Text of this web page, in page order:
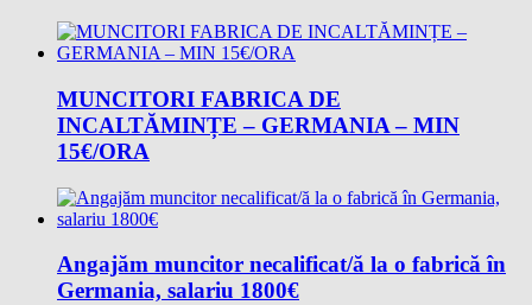
MUNCITORI FABRICA DE
INCALTĂMINȚE – GERMANIA – MIN
15€/ORA
Angajăm muncitor necalificat/ă la o fabrică în
Germania, salariu 1800€